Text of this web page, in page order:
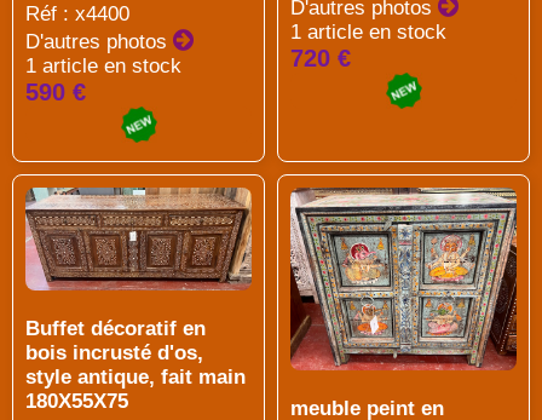
Réf : x4400
D'autres photos
1 article en stock
590 €
D'autres photos
1 article en stock
720 €
Buffet décoratif en
bois incrusté d'os,
style antique, fait main
180X55X75
meuble peint en